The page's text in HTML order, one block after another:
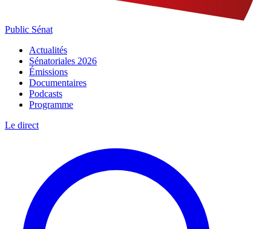
Public Sénat
Actualités
Sénatoriales 2026
Émissions
Documentaires
Podcasts
Programme
Le direct